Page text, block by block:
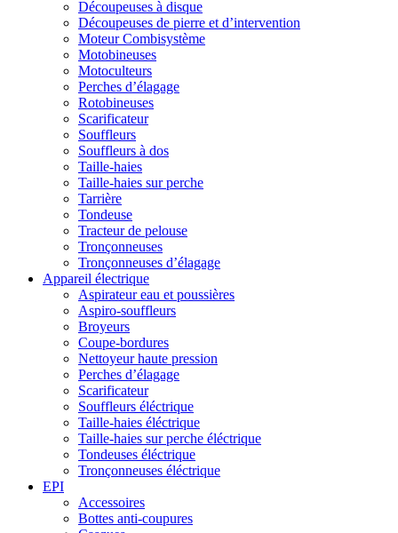
Découpeuses à disque
Découpeuses de pierre et d’intervention
Moteur Combisystème
Motobineuses
Motoculteurs
Perches d’élagage
Rotobineuses
Scarificateur
Souffleurs
Souffleurs à dos
Taille-haies
Taille-haies sur perche
Tarrière
Tondeuse
Tracteur de pelouse
Tronçonneuses
Tronçonneuses d’élagage
Appareil électrique
Aspirateur eau et poussières
Aspiro-souffleurs
Broyeurs
Coupe-bordures
Nettoyeur haute pression
Perches d’élagage
Scarificateur
Souffleurs éléctrique
Taille-haies éléctrique
Taille-haies sur perche éléctrique
Tondeuses éléctrique
Tronçonneuses éléctrique
EPI
Accessoires
Bottes anti-coupures